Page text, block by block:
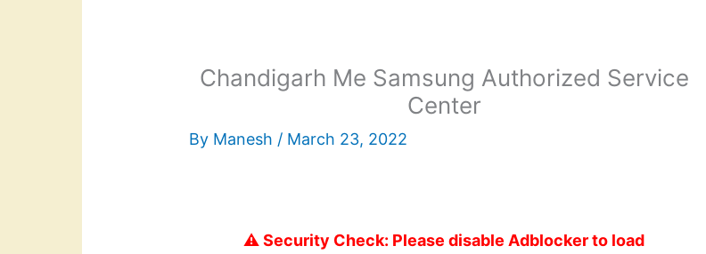
Chandigarh Me Samsung Authorized Service
Center
By Manesh / March 23, 2022
⚠️ Security Check: Please disable Adblocker to load